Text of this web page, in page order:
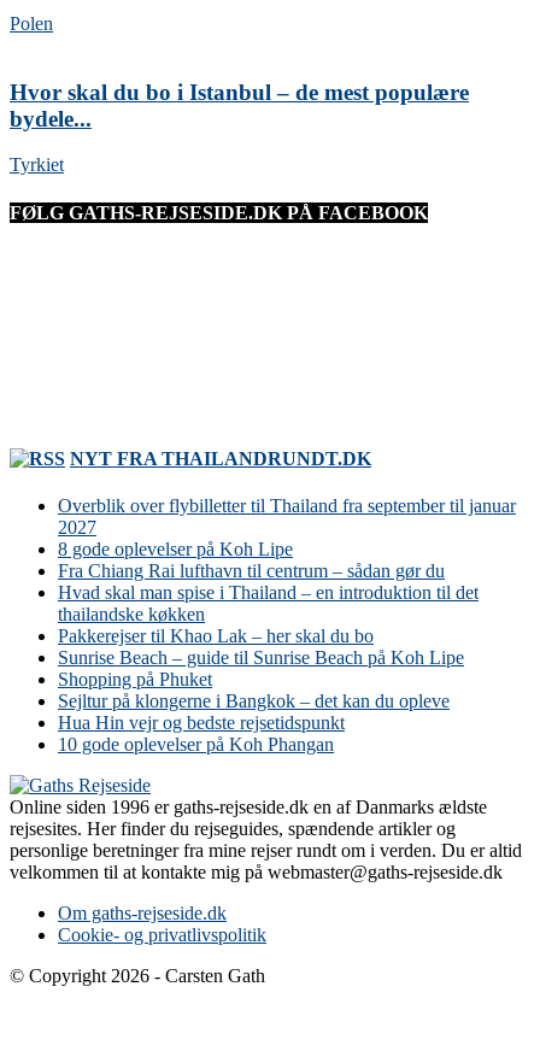
Polen
Hvor skal du bo i Istanbul – de mest populære
bydele...
Tyrkiet
FØLG GATHS-REJSESIDE.DK PÅ FACEBOOK
NYT FRA THAILANDRUNDT.DK
Overblik over flybilletter til Thailand fra september til januar
2027
8 gode oplevelser på Koh Lipe
Fra Chiang Rai lufthavn til centrum – sådan gør du
Hvad skal man spise i Thailand – en introduktion til det
thailandske køkken
Pakkerejser til Khao Lak – her skal du bo
Sunrise Beach – guide til Sunrise Beach på Koh Lipe
Shopping på Phuket
Sejltur på klongerne i Bangkok – det kan du opleve
Hua Hin vejr og bedste rejsetidspunkt
10 gode oplevelser på Koh Phangan
Online siden 1996 er gaths-rejseside.dk en af Danmarks ældste
rejsesites. Her finder du rejseguides, spændende artikler og
personlige beretninger fra mine rejser rundt om i verden. Du er altid
velkommen til at kontakte mig på webmaster@gaths-rejseside.dk
Om gaths-rejseside.dk
Cookie- og privatlivspolitik
© Copyright 2026 - Carsten Gath